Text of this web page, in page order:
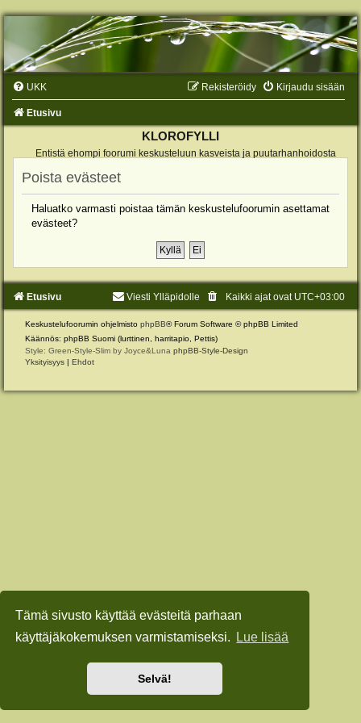
Tämä sivusto käyttää evästeitä parhaan
käyttäjäkokemuksen varmistamiseksi.
Lue lisää
Selvä!
UKK Kirjaudu sisään
Rekisteröidy
Etusivu
KLOROFYLLI
Entistä ehompi foorumi keskusteluun kasveista ja puutarhanhoidosta
Poista evästeet
Haluatko varmasti poistaa tämän keskustelufoorumin asettamat
evästeet?
Etusivu Kaikki ajat ovat UTC+03:00
Viesti Ylläpidolle
Keskustelufoorumin ohjelmisto phpBB® Forum Software © phpBB Limited
Käännös: phpBB Suomi (lurttinen, harritapio, Pettis)
Style: Green-Style-Slim by Joyce&Luna phpBB-Style-Design
Yksityisyys | Ehdot